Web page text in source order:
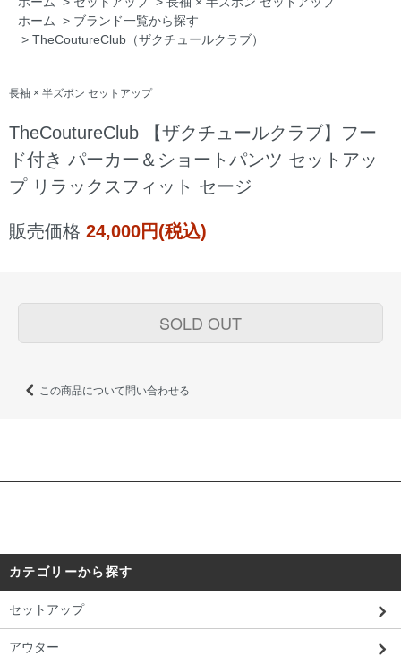
ホーム > ブランド一覧から探す
> TheCoutureClub（ザクチュールクラブ）
長袖 × 半ズボン セットアップ
TheCoutureClub 【ザクチュールクラブ】フー
ド付き パーカー＆ショートパンツ セットアッ
プ リラックスフィット セージ
販売価格 24,000円(税込)
SOLD OUT
この商品について問い合わせる
カテゴリーから探す
セットアップ
アウター